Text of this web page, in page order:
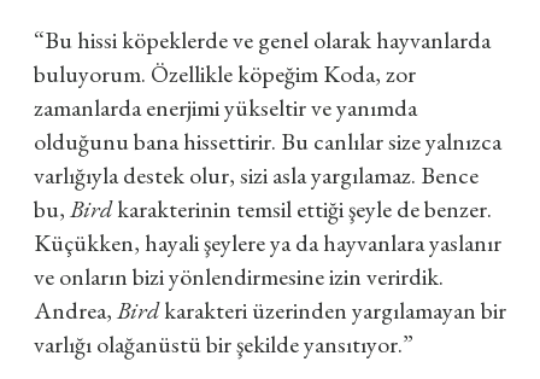
“Bu hissi köpeklerde ve genel olarak hayvanlarda
buluyorum. Özellikle köpeğim Koda, zor
zamanlarda enerjimi yükseltir ve yanımda
olduğunu bana hissettirir. Bu canlılar size yalnızca
varlığıyla destek olur, sizi asla yargılamaz. Bence
bu,Birdkarakterinin temsil ettiği şeyle de benzer.
Küçükken, hayali şeylere ya da hayvanlara yaslanır
ve onların bizi yönlendirmesine izin verirdik.
Andrea,Birdkarakteri üzerinden yargılamayan bir
varlığı olağanüstü bir şekilde yansıtıyor.”